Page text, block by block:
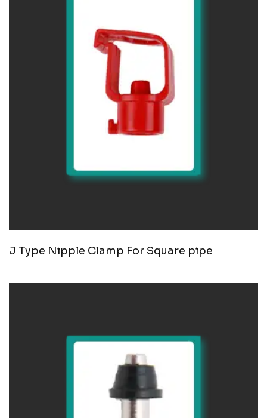
J Type Nipple Clamp For Square pipe